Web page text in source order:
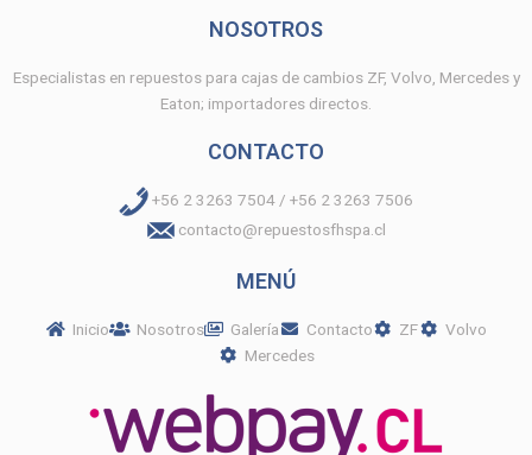
NOSOTROS
Especialistas en repuestos para cajas de cambios ZF, Volvo, Mercedes y
Eaton; importadores directos.
CONTACTO
+56 2 3263 7504 / +56 2 3263 7506
contacto@repuestosfhspa.cl
MENÚ
Inicio Nosotros Galería Contacto ZF
Volvo
Mercedes